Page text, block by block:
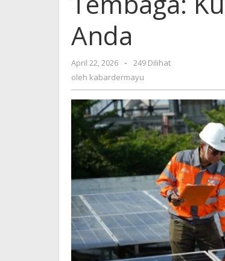
Modern
Anda
April 22, 2026
oleh
kabardermayu
-
249 Dilihat
oleh kabardermayu